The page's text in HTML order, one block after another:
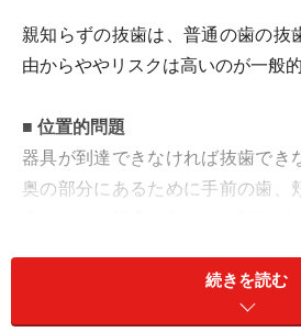
親知らずの抜歯は、普通の歯の抜
由からややリスクは高いのが一般的
■ 位置的問題
器具が到達できなければ抜歯でき
奥の部分にあるために手前の歯、
抜歯が必要になる親知らずは、顎
続きを読む